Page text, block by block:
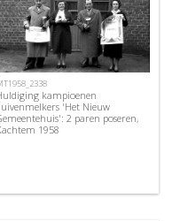
kampioenen
'Het Nieuw
2 paren poseren,
1958